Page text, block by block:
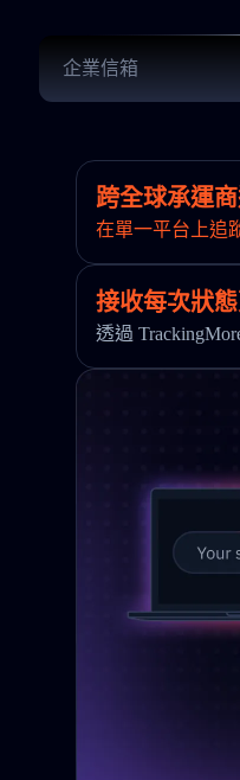
跨全球承運
在單一平台上追
接收每次狀
透過